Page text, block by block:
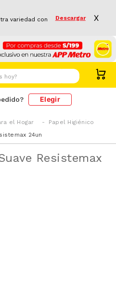
variedad con
Descargar X
Elegir
el Hogar
Papel Higiénico
24un
Resistemax